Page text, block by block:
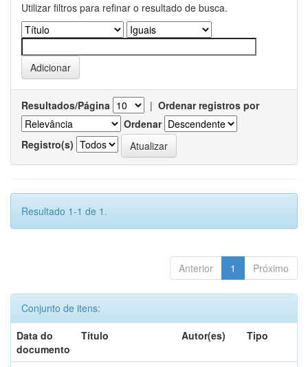
Utilizar filtros para refinar o resultado de busca.
Resultados/Página | Ordenar registros por
Ordenar
Registro(s)
Resultado 1-1 de 1.
Anterior 1 Próximo
Conjunto de itens:
Data do
documento
Título Autor(es) Tipo